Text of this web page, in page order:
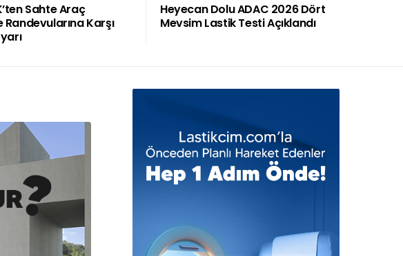
Sahte Araç
Randevularına Karşı
Heyecan Dolu ADAC 2026 Dört
Mevsim Lastik Testi Açıklandı